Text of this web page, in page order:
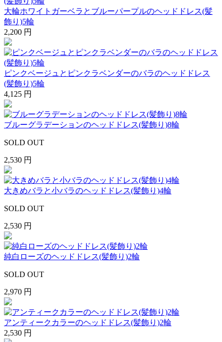
大輪ホワイトガーベラとブルーパープルのヘッドドレス(髪
飾り)5輪
2,200 円
ピンクベージュとピンクラベンダーのバラのヘッドドレス
(髪飾り)5輪
4,125 円
ブルーグラデーションのヘッドドレス(髪飾り)8輪
SOLD OUT
2,530 円
大きめバラと小バラのヘッドドレス(髪飾り)4輪
SOLD OUT
2,530 円
純白ローズのヘッドドレス(髪飾り)2輪
SOLD OUT
2,970 円
アンティークカラーのヘッドドレス(髪飾り)2輪
2,530 円